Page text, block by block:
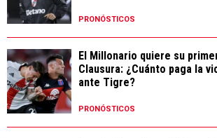
PRONÓSTICOS
El Millonario quiere su
Clausura: ¿Cuánto paga la
ante Tigre?
PRONÓSTICOS